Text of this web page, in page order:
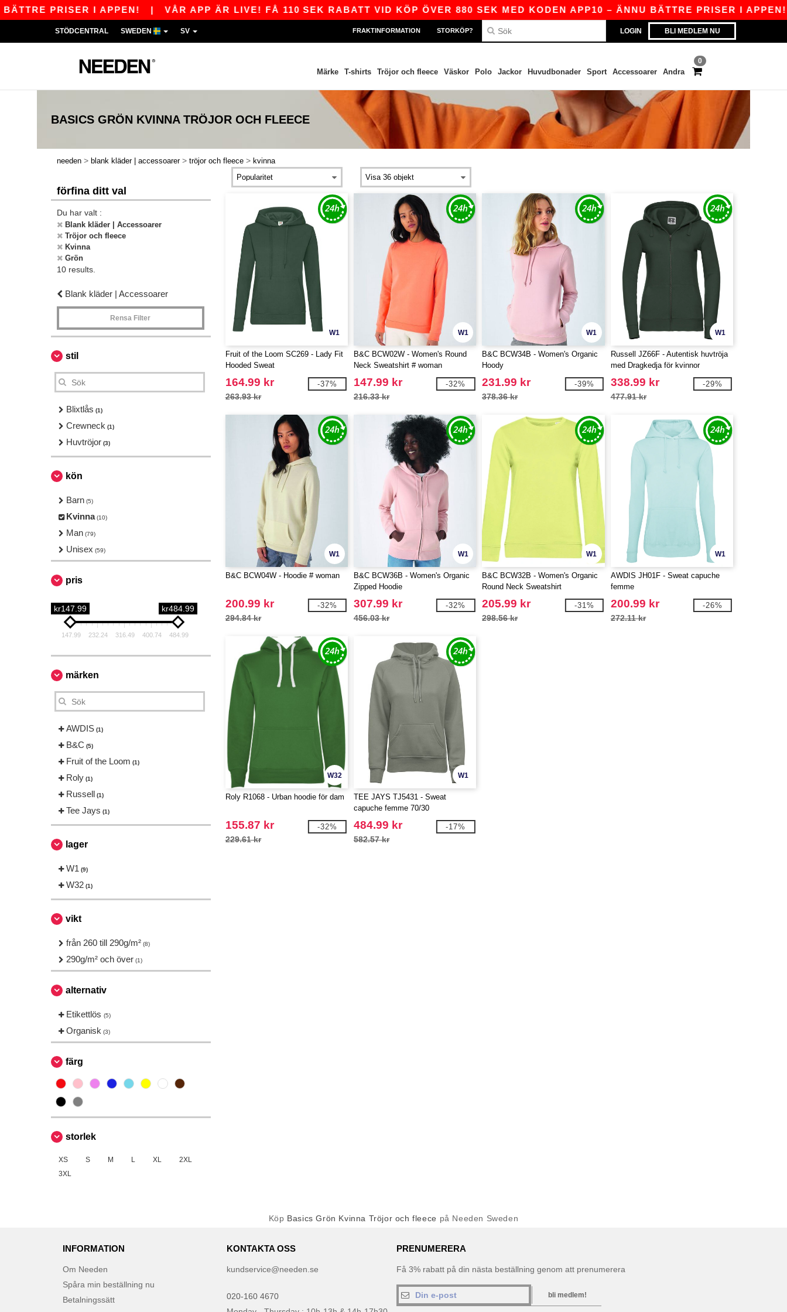
PRISER I APPEN!| VÅR APP ÄR LIVE! FÅ 110 SEK RABATT VID KÖP ÖVER 880 SEK MED KODEN APP10 – ÄNNU BÄTTRE PRISER I APPEN!|
LOGIN BLI MEDLEM NU
STÖDCENTRAL SWEDEN SV FRAKTINFORMATION STORKÖP?
0
Märke T-shirts Tröjor och fleece Väskor Polo Jackor Huvudbonader Sport Accessoarer Andra
BASICS GRÖN KVINNA TRÖJOR OCH FLEECE
needen > blank kläder | accessoarer > tröjor och fleece > kvinna
förfina ditt val
Du har valt :
Blank kläder | Accessoarer
Tröjor och fleece
Kvinna
Grön
10 results.
Blank kläder | Accessoarer
Rensa Filter
stil
Blixtlås (1)
Crewneck (1)
Huvtröjor (3)
kön
Barn (5)
Kvinna (10)
Man (79)
Unisex (59)
pris
kr147.99 kr484.99
147.99 232.24 316.49 400.74 484.99
märken
AWDIS (1)
B&C (5)
Fruit of the Loom (1)
Roly (1)
Russell (1)
Tee Jays (1)
lager
W1 (9)
W32 (1)
vikt
från 260 till 290g/m² (8)
290g/m² och över (1)
alternativ
Etikettlös (5)
Organisk (3)
färg
storlek
XS S M L XL
2XL
3XL
W1
Fruit of the Loom SC269 - Lady Fit
Hooded Sweat
164.99 kr
263.93 kr
-37%
W1
B&C BCW02W - Women's Round
Neck Sweatshirt # woman
147.99 kr
216.33 kr
-32%
W1
B&C BCW34B - Women's Organic
Hoody
231.99 kr
378.36 kr
-39%
W1
Russell JZ66F - Autentisk huvtröja
med Dragkedja för kvinnor
338.99 kr
477.91 kr
-29%
W1
B&C BCW04W - Hoodie # woman
200.99 kr
294.84 kr
-32%
W1
B&C BCW36B - Women's Organic
Zipped Hoodie
307.99 kr
456.03 kr
-32%
W1
B&C BCW32B - Women's Organic
Round Neck Sweatshirt
205.99 kr
298.56 kr
-31%
W1
AWDIS JH01F - Sweat capuche
femme
200.99 kr
272.11 kr
-26%
W32
Roly R1068 - Urban hoodie för dam
155.87 kr
229.61 kr
-32%
W1
TEE JAYS TJ5431 - Sweat
capuche femme 70/30
484.99 kr
582.57 kr
-17%
Köp Basics Grön Kvinna Tröjor och fleece på Needen Sweden
INFORMATION
Om Needen
Spåra min beställning nu
Betalningssätt
KONTAKTA OSS
kundservice@needen.se
020-160 4670
PRENUMERERA
Få 3% rabatt på din nästa beställning genom att prenumerera
bli medlem!